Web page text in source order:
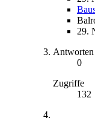
29.
Antworten
0
Zugriffe
132